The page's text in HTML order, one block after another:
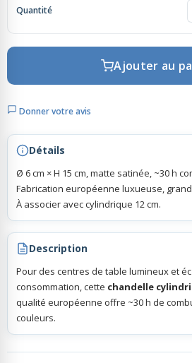
Quantité
Ajouter au
Donner votre avis
Détails
Ø 6 cm × H 15 cm, matte satinée, ~30 h
Fabrication européenne luxueuse,
À associer avec cylindrique 12 cm.
Description
Pour des centres de table lumineux et
consommation, cette chandelle
qualité européenne offre ~30 h de
couleurs.